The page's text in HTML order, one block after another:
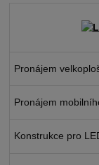
Pronájem
Pronájem
Konstrukce pro